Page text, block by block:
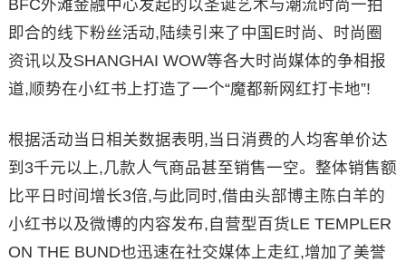
BFC外滩金融中心发起的以圣诞艺术与潮流时尚一拍
即合的线下粉丝活动,陆续引来了中国E时尚、时尚圈
资讯以及SHANGHAI WOW等各大时尚媒体的争相报
道,顺势在小红书上打造了一个“魔都新网红打卡地”!
根据活动当日相关数据表明,当日消费的人均客单价达
到3千元以上,几款人气商品甚至销售一空。整体销售额
比平日时间增长3倍,与此同时,借由头部博主陈白羊的
小红书以及微博的内容发布,自营型百货LE TEMPLER
ON THE BUND也迅速在社交媒体上走红,增加了美誉